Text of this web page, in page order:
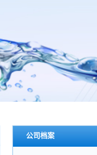
公司档案